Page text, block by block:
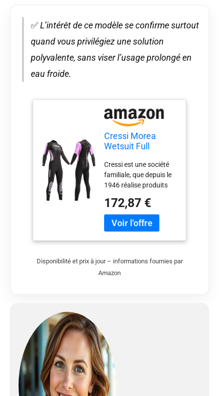
✅L’intérêt de ce modèle se confirme surtout
quand vous privilégiez une solution
polyvalente, sans viser l’usage prolongé en
eau froide.
Cressi Morea
Wetsuit Full
M/3
Cressi est une société
familiale, que depuis le
1946 réalise produits
Mono pièce pour les
eaux Tempérées, sans
cagoule, à manches et
3 mm, avec matériau
jambes et les bras Pour
stop L'étanchéité au
cou est assurée par une
garniture en néoprène
lisse d'un côté. Les
jambes sont
préformées pour
172,87 €
Disponibilité et prix à jour – informations fournies par
Amazon